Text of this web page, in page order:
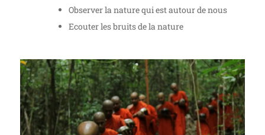
Observer la nature qui est autour de nous
Ecouter les bruits de la nature